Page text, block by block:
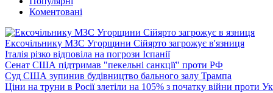
Коментовані
Ексочільнику МЗС Угорщини Сійярто загрожує в'язниця
Італія різко відповіла на погрози Іспанії
Сенат США підтримав "пекельні санкції" проти РФ
Суд США зупинив будівництво бального залу Трампа
Ціни на труни в Росії злетіли на 105% з початку війни проти